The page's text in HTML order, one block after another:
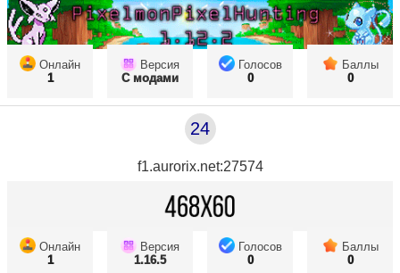
Онлайн
1
Версия
С модами
Голосов
0
Баллы
0
24
f1.aurorix.net:27574
Онлайн
1
Версия
1.16.5
Голосов
0
Баллы
0